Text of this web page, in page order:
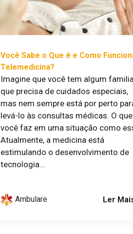
Você Sabe o Que é e Como
Telemedicina?
Imagine que você tem algum
que precisa de cuidados especiais,
mas nem sempre está por perto
levá-lo às consultas médicas. O que
você faz em uma situação como
Atualmente, a medicina está
estimulando o desenvolvimento de
tecnologia...
Ambulare Ler